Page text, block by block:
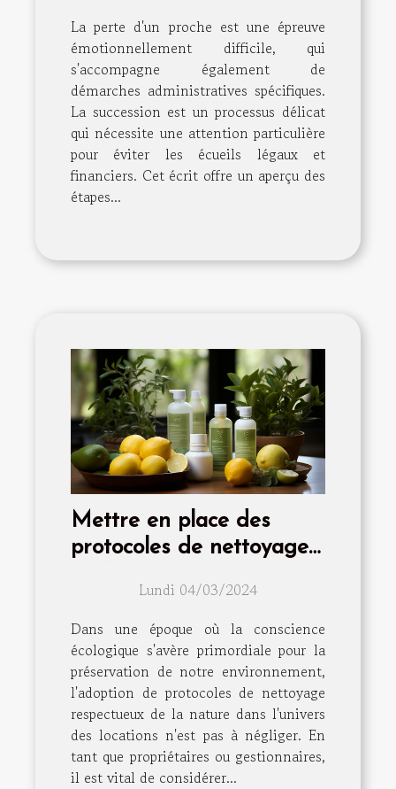
La perte d'un proche est une épreuve
émotionnellement difficile, qui
s'accompagne également de
démarches administratives spécifiques.
La succession est un processus délicat
qui nécessite une attention particulière
pour éviter les écueils légaux et
financiers. Cet écrit offre un aperçu des
étapes...
Mettre en place des
protocoles de nettoyage
locationsLundi 04/03/2024
Dans une époque où la conscience
écologique s'avère primordiale pour la
préservation de notre environnement,
l'adoption de protocoles de nettoyage
respectueux de la nature dans l'univers
des locations n'est pas à négliger. En
tant que propriétaires ou gestionnaires,
il est vital de considérer...